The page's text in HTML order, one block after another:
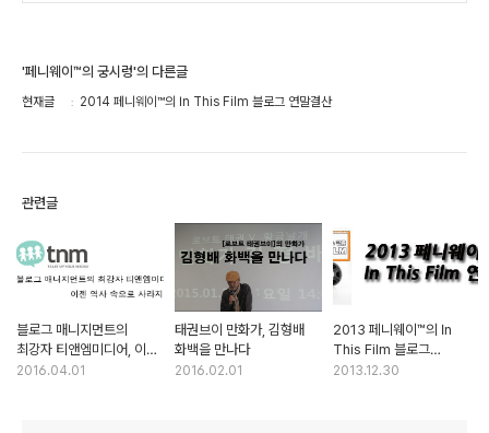
'페니웨이™의 궁시렁'의 다른글
현재글 2014 페니웨이™의 In This Film 블로그 연말결산
관련글
블로그 매니지먼트의
최강자 티앤엠미디어, 이젠
역사 속으로
2016.04.01
태권브이 만화가, 김형배
화백을 만나다
2016.02.01
2013 페니웨이™의 In
This Film 블로그
연말결산
2013.12.30